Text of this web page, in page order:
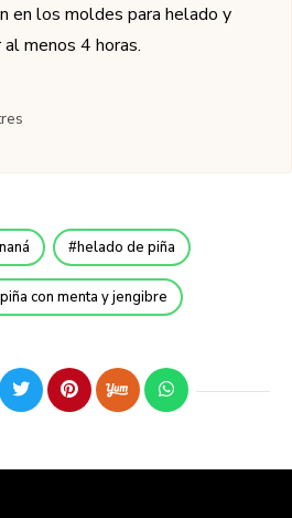
en los moldes para helado y
menos 4 horas.
helado de piña
con menta y jengibre